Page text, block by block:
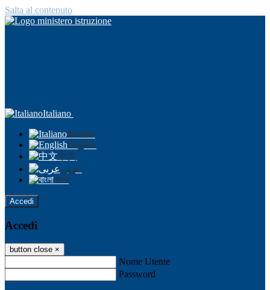
Salta al contenuto
Italiano
Italiano
English
中文
عربى
বাংলা
Accedi
Accedi
button close ×
Nome Utente
Password